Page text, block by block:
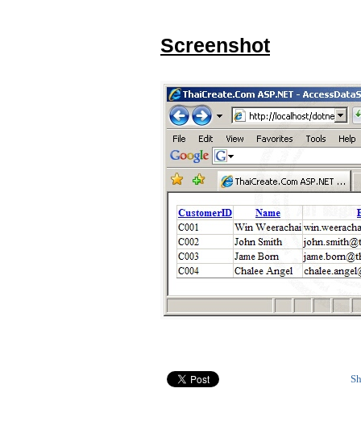
Screenshot